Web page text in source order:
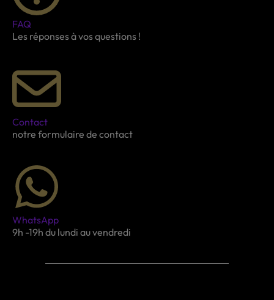
FAQ
Les réponses à vos questions !
Contact
notre formulaire de contact
WhatsApp
9h -19h du lundi au vendredi